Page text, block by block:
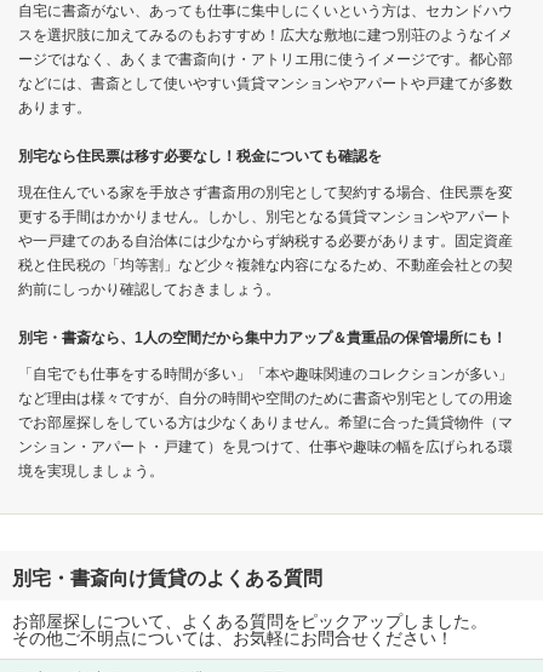
自宅に書斎がない、あっても仕事に集中しにくいという方は、セカンドハウ
スを選択肢に加えてみるのもおすすめ！広大な敷地に建つ別荘のようなイメ
ージではなく、あくまで書斎向け・アトリエ用に使うイメージです。都心部
などには、書斎として使いやすい賃貸マンションやアパートや戸建てが多数
あります。
別宅なら住民票は移す必要なし！税金についても確認を
現在住んでいる家を手放さず書斎用の別宅として契約する場合、住民票を変
更する手間はかかりません。しかし、別宅となる賃貸マンションやアパート
や一戸建てのある自治体には少なからず納税する必要があります。固定資産
税と住民税の「均等割」など少々複雑な内容になるため、不動産会社との契
約前にしっかり確認しておきましょう。
別宅・書斎なら、1人の空間だから集中力アップ＆貴重品の保管場所にも！
「自宅でも仕事をする時間が多い」「本や趣味関連のコレクションが多い」
など理由は様々ですが、自分の時間や空間のために書斎や別宅としての用途
でお部屋探しをしている方は少なくありません。希望に合った賃貸物件（マ
ンション・アパート・戸建て）を見つけて、仕事や趣味の幅を広げられる環
境を実現しましょう。
別宅・書斎向け賃貸のよくある質問
お部屋探しについて、よくある質問をピックアップしました。
その他ご不明点については、お気軽にお問合せください！